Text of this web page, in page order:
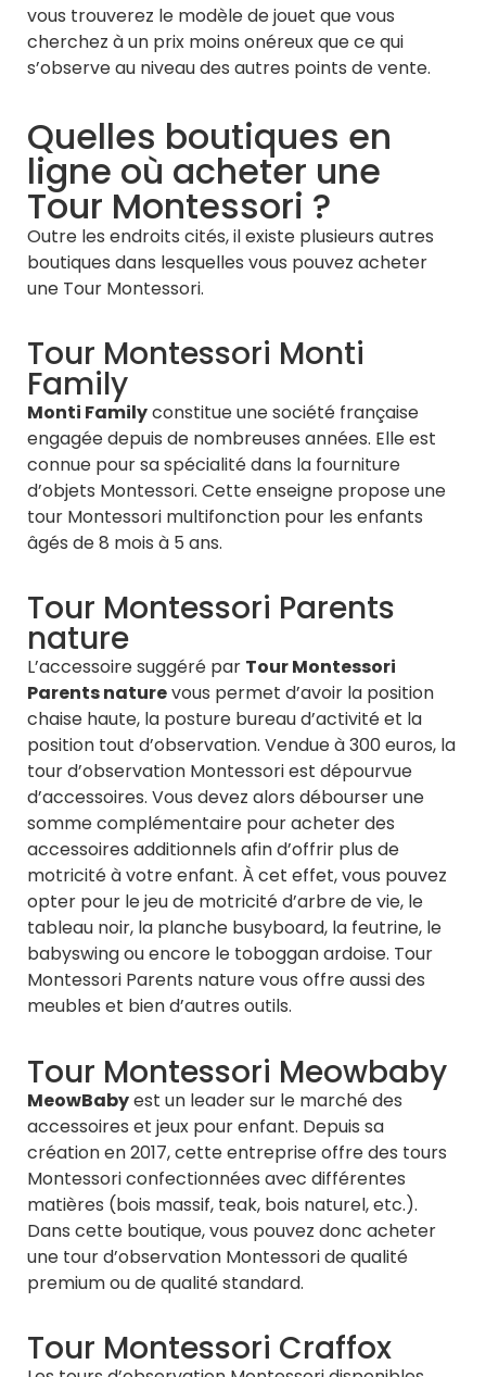
vous trouverez le modèle de jouet que vous
cherchez à un prix moins onéreux que ce qui
s’observe au niveau des autres points de vente.
Quelles boutiques en
ligne où acheter une
Tour Montessori ?
Outre les endroits cités, il existe plusieurs autres
boutiques dans lesquelles vous pouvez acheter
une Tour Montessori.
Tour Montessori Monti
Family
Monti Familyconstitue une société française
engagée depuis de nombreuses années. Elle est
connue pour sa spécialité dans la fourniture
d’objets Montessori. Cette enseigne propose une
tour Montessori multifonction pour les enfants
âgés de 8 mois à 5 ans.
Tour Montessori Parents
nature
L’accessoire suggéré par Tour Montessori
Parents naturevous permet d’avoir la position
chaise haute, la posture bureau d’activité et la
position tout d’observation. Vendue à 300 euros, la
tour d’observation Montessori est dépourvue
d’accessoires. Vous devez alors débourser une
somme complémentaire pour acheter des
accessoires additionnels afin d’offrir plus de
motricité à votre enfant. À cet effet, vous pouvez
opter pour le jeu de motricité d’arbre de vie, le
tableau noir, la planche busyboard, la feutrine, le
babyswing ou encore le toboggan ardoise. Tour
Montessori Parents nature vous offre aussi des
meubles et bien d’autres outils.
Tour Montessori Meowbaby
MeowBabyest un leader sur le marché des
accessoires et jeux pour enfant. Depuis sa
création en 2017, cette entreprise offre des tours
Montessori confectionnées avec différentes
matières (bois massif, teak, bois naturel, etc.).
Dans cette boutique, vous pouvez donc acheter
une tour d’observation Montessori de qualité
premium ou de qualité standard.
Tour Montessori Craffox